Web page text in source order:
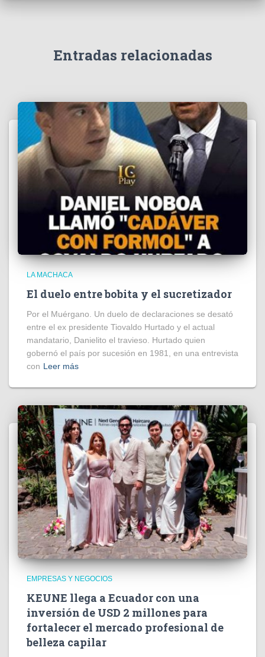
Entradas relacionadas
LA MACHACA
El duelo entre bobita y el sucretizador
Por el Muérgano. Un duelo de declaraciones se desató
entre el ex presidente Tiovaldo Hurtado y el actual
mandatario, Danielito el travieso. Hurtado quien
gobernó el país por sucesión en 1981, en una entrevista
con Leer más
EMPRESAS Y NEGOCIOS
KEUNE llega a Ecuador con una
inversión de USD 2 millones para
fortalecer el mercado profesional de
belleza capilar